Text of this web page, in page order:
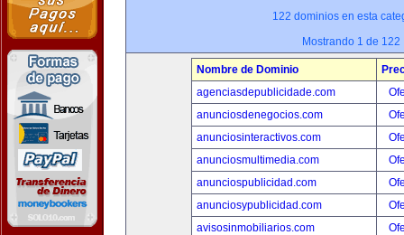
122 dominios en esta
Mostrando 1 de 122
Nombre de Dominio
agenciasdepublicidade.com
anunciosdenegocios.com
anunciosinteractivos.com
anunciosmultimedia.com
anunciospublicidad.com
anunciosypublicidad.com
avisosinmobiliarios.com